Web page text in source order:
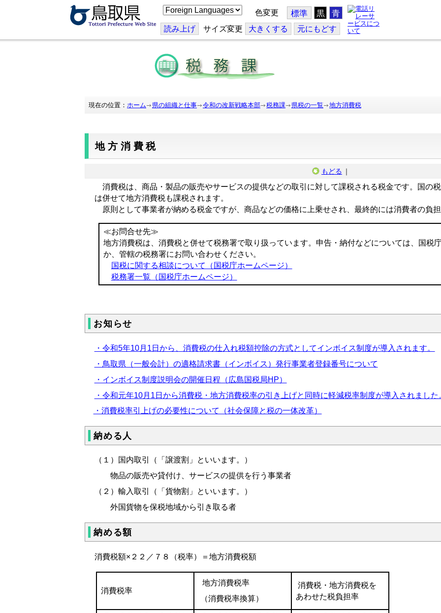
こ
の
ジ
を
訳
す
る
色変更 標準 黒 青
読み上げ サイズ変更 大きくする 元にもどす
現在の位置： ホーム 県の組織と仕事 令和の改新戦略本部 税務課 県税の一覧 地方消費税
地方消費税
もどる ｜
消費税は、商品・製品の販売やサービスの提供などの取引に対して課税される税金です。国の
は併せて地方消費税も課税されます。
原則として事業者が納める税金ですが、商品などの価格に上乗せされ、最終的には消費者の負
≪お問合せ先≫
地方消費税は、消費税と併せて税務署で取り扱っています。申告・納付などについては、国税
か、管轄の税務署にお問い合わせください。
国税に関する相談について（国税庁ホームページ）
税務署一覧（国税庁ホームページ）
お知らせ
・令和5年10月1日から、消費税の仕入れ税額控除の方式としてインボイス制度が導入されます。
・鳥取県（一般会計）の適格請求書（インボイス）発行事業者登録番号について
・インボイス制度説明会の開催日程（広島国税局HP）
・令和元年10月1日から消費税・地方消費税率の引き上げと同時に軽減税率制度が導入されました
・消費税率引上げの必要性について（社会保障と税の一体改革）
納める人
（１）国内取引（「譲渡割」といいます。）
物品の販売や貸付け、サービスの提供を行う事業者
（２）輸入取引（「貨物割」といいます。）
外国貨物を保税地域から引き取る者
納める額
消費税額×２２／７８（税率）＝地方消費税額
消費税率
地方消費税率
（消費税率換算）
消費税・地方消費税を
あわせた税負担率